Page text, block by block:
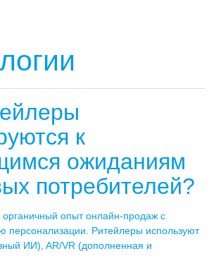
к
ожиданиям
потребителей?
опыт онлайн-продаж с
персонализации. Ритейлеры используют
ИИ), AR/VR (дополненная и